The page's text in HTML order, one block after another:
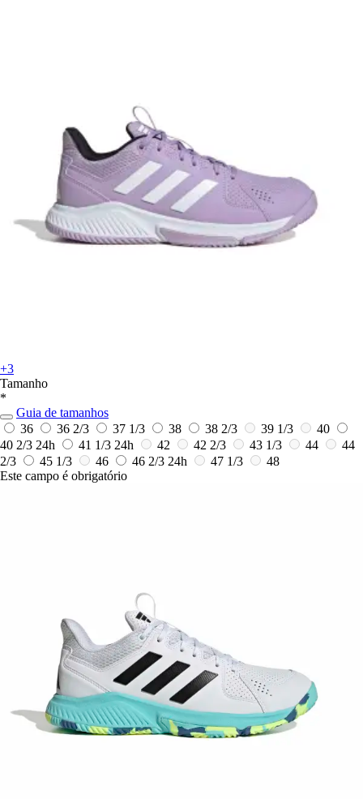
+3
Tamanho
*
Guia de tamanhos
36
36 2/3 37 1/3 38 38 2/3 39 1/3
40
40 2/3 24h 41 1/3 24h 42 42 2/3 43 1/3 44
44
2/3
45 1/3 46 46 2/3 24h 47 1/3
48
Este campo é obrigatório